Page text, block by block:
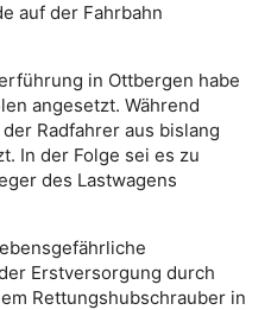
auf der Fahrbahn
in Ottbergen habe
angesetzt. Während
Radfahrer aus bislang
In der Folge sei es zu
des Lastwagens
Erstversorgung durch
Rettungshubschrauber in